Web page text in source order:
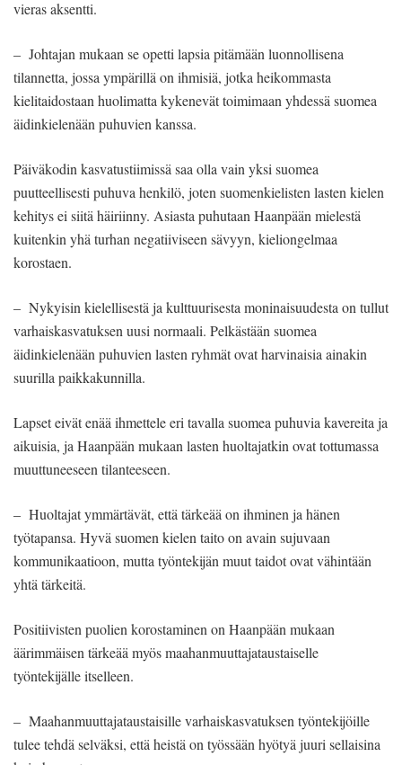
vieras aksentti.
– Johtajan mukaan se opetti lapsia pitämään luonnollisena
tilannetta, jossa ympärillä on ihmisiä, jotka heikommasta
kielitaidostaan huolimatta kykenevät toimimaan yhdessä suomea
äidinkielenään puhuvien kanssa.
Päiväkodin kasvatustiimissä saa olla vain yksi suomea
puutteellisesti puhuva henkilö, joten suomenkielisten lasten kielen
kehitys ei siitä häiriinny. Asiasta puhutaan Haanpään mielestä
kuitenkin yhä turhan negatiiviseen sävyyn, kieliongelmaa
korostaen.
– Nykyisin kielellisestä ja kulttuurisesta moninaisuudesta on tullut
varhaiskasvatuksen uusi normaali. Pelkästään suomea
äidinkielenään puhuvien lasten ryhmät ovat harvinaisia ainakin
suurilla paikkakunnilla.
Lapset eivät enää ihmettele eri tavalla suomea puhuvia kavereita ja
aikuisia, ja Haanpään mukaan lasten huoltajatkin ovat tottumassa
muuttuneeseen tilanteeseen.
– Huoltajat ymmärtävät, että tärkeää on ihminen ja hänen
työtapansa. Hyvä suomen kielen taito on avain sujuvaan
kommunikaatioon, mutta työntekijän muut taidot ovat vähintään
yhtä tärkeitä.
Positiivisten puolien korostaminen on Haanpään mukaan
äärimmäisen tärkeää myös maahanmuuttajataustaiselle
työntekijälle itselleen.
– Maahanmuuttajataustaisille varhaiskasvatuksen työntekijöille
tulee tehdä selväksi, että heistä on työssään hyötyä juuri sellaisina